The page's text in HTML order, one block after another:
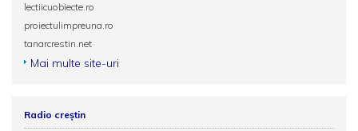
lectiicuobiecte.ro
proiectulimpreuna.ro
tanarcrestin.net
Mai multe site-uri
Radio creștin